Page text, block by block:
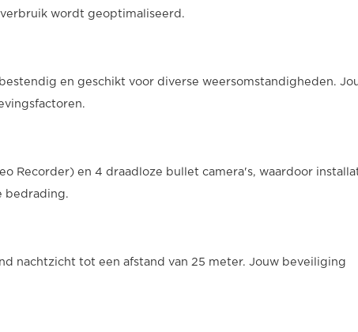
wordt geoptimaliseerd.
en geschikt voor diverse weersomstandigheden.
Recorder) en 4 draadloze bullet camera's, waardoor
bedrading.
nachtzicht tot een afstand van 25 meter. Jouw beveiliging